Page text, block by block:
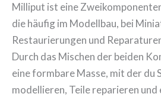
Milliput ist eine
die häufig im Modellbau, bei
Restaurierungen und
Durch das Mischen der beiden
eine formbare Masse, mit der du
modellieren, Teile reparieren und